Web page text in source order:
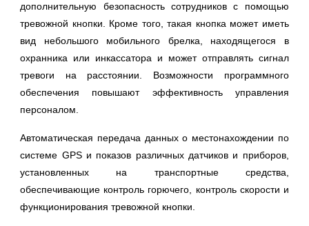
дополнительную безопасность сотрудников с помощью
тревожной кнопки. Кроме того, такая кнопка может иметь
вид небольшого мобильного брелка, находящегося в
охранника или инкассатора и может отправлять сигнал
тревоги на расстоянии. Возможности программного
обеспечения повышают эффективность управления
персоналом.
Автоматическая передача данных о местонахождении по
системе GPS и показов различных датчиков и приборов,
установленных на транспортные средства,
обеспечивающие контроль горючего, контроль скорости и
функционирования тревожной кнопки.